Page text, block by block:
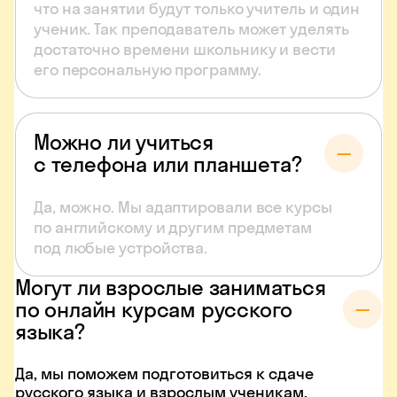
что на занятии будут только учитель и один
ученик. Так преподаватель может уделять
достаточно времени школьнику и вести
его персональную программу.
Можно ли учиться
с телефона или планшета?
Да, можно. Мы адаптировали все курсы
по английскому и другим предметам
под любые устройства.
Могут ли взрослые заниматься
по онлайн курсам русского
языка?
Да, мы поможем подготовиться к сдаче
русского языка и взрослым ученикам.